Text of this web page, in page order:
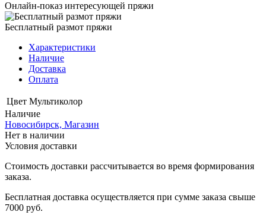
Онлайн-показ интересующей пряжи
Бесплатный размот пряжи
Характеристики
Наличие
Доставка
Оплата
Цвет Мультиколор
Наличие
Новосибирск, Магазин
Нет в наличии
Условия доставки
Стоимость доставки рассчитывается во время формирования
заказа.
Бесплатная доставка осуществляется при сумме заказа свыше
7000 руб.